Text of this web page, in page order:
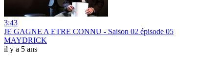
3:43
JE GAGNE A ETRE CONNU - Saison 02 épisode 05
MAYDRICK
il y a 5 ans